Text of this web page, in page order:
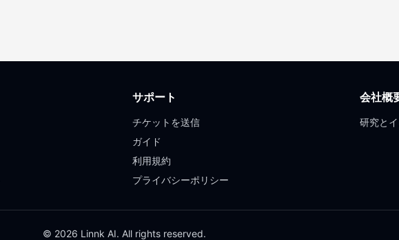
サポート
チケットを送信
ガイド
利用規約
プライバシーポリシー
会社概
研究と
© 2026 Linnk AI. All rights reserved.